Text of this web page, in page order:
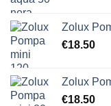
Zolux
€18.50
Zolux
€18.50